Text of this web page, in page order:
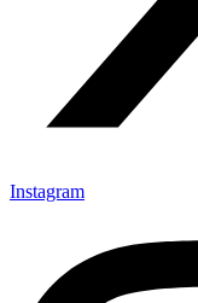
Instagram